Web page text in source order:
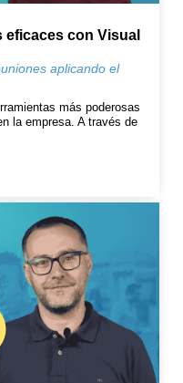
con Visual
aplicando el
más poderosas
la empresa. A través de